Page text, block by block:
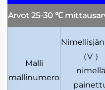
Arvot 25-30 ℃
Malli
mallinumero
（V ）
nimellä